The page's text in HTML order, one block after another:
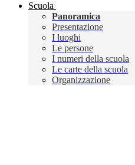
Scuola
Panoramica
Presentazione
I luoghi
Le persone
I numeri della scuola
Le carte della scuola
Organizzazione